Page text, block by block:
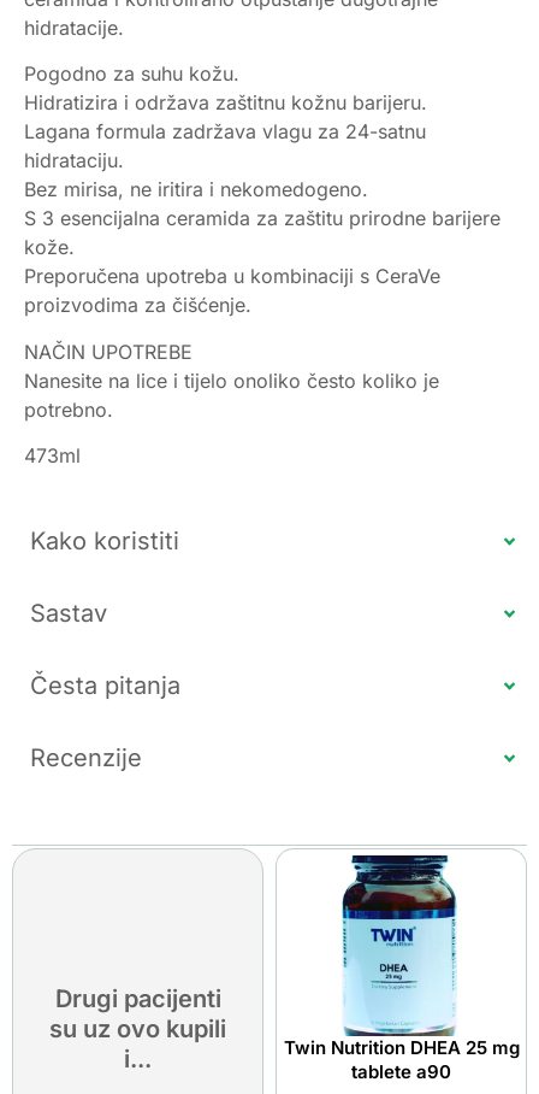
hidratacije.
Pogodno za suhu kožu.
Hidratizira i održava zaštitnu kožnu barijeru.
Lagana formula zadržava vlagu za 24-satnu
hidrataciju.
Bez mirisa, ne iritira i nekomedogeno.
S 3 esencijalna ceramida za zaštitu prirodne barijere
kože.
Preporučena upotreba u kombinaciji s CeraVe
proizvodima za čišćenje.
NAČIN UPOTREBE
Nanesite na lice i tijelo onoliko često koliko je
potrebno.
473ml
Kako koristiti
Sastav
Česta pitanja
Recenzije
Drugi pacijenti
su uz ovo kupili
i...
Twin Nutrition DHEA 25 mg
tablete a90